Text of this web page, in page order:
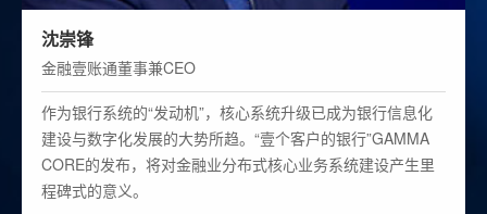
陈亚殊 平安壹账通云科技有限公司总经理
15:00 - 15:15
《平安银行上云经验分享和展望》主题演讲
张晓强 平安银行科技运营中心副总经理(主持工作)
15:15 - 15:30
沈崇锋
金融壹账通董事兼CEO
作为银行系统的“发动机”，核心系统升级已成为银行信息化
建设与数字化发展的大势所趋。“壹个客户的银行”GAMMA
CORE的发布，将对金融业分布式核心业务系统建设产生里
程碑式的意义。